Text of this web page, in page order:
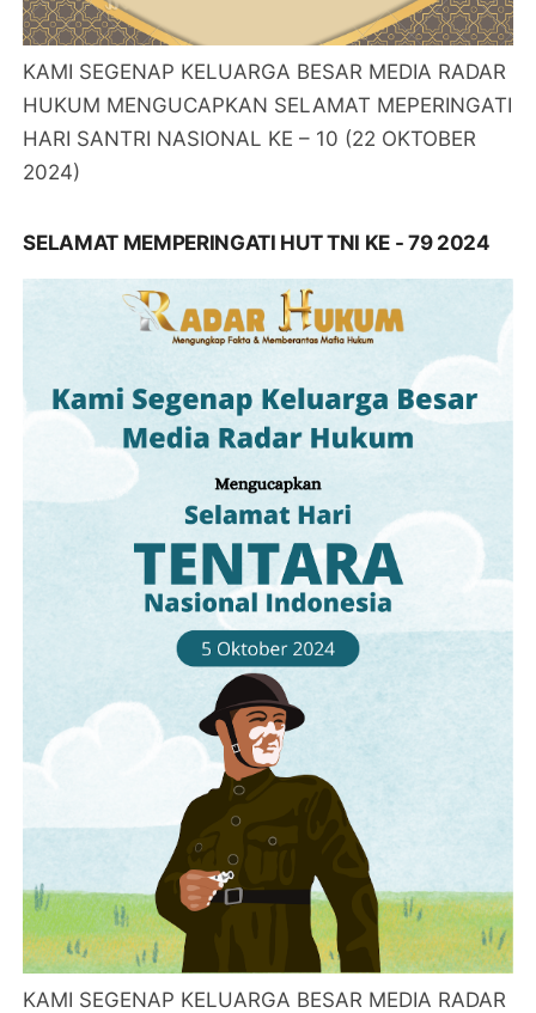
KAMI SEGENAP KELUARGA BESAR MEDIA RADAR
HUKUM MENGUCAPKAN SELAMAT MEPERINGATI
HARI SANTRI NASIONAL KE – 10 (22 OKTOBER
2024)
SELAMAT MEMPERINGATI HUT TNI KE - 79 2024
KAMI SEGENAP KELUARGA BESAR MEDIA RADAR